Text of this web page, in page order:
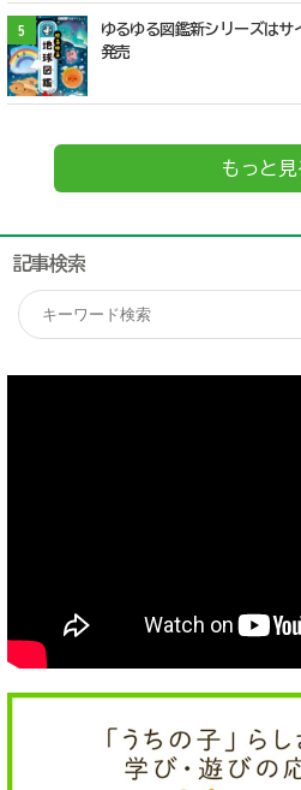
5
ゆるゆる図鑑新シリーズはサ
発売
もっと見
記事検索